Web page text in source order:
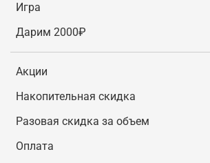
Игра
Дарим 2000₽
Акции
Накопительная скидка
Разовая скидка за объем
Оплата